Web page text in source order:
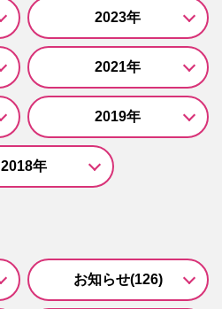
2023年
2021年
2019年
2018年
お知らせ(126)